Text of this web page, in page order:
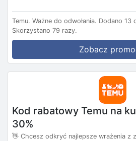
Temu. Ważne do odwołania. Dodano 13
Skorzystano 79 razy.
Zobacz
Kod rabatowy Temu na
30%
👋 Chcesz odkryć najlepsze wrażenia z